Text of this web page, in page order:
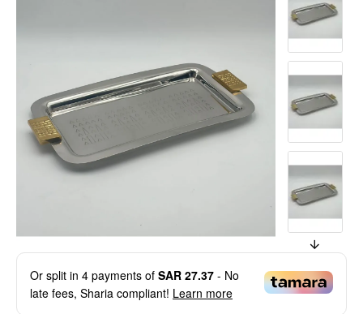
Or split in 4 payments of SAR 27.37 - No
late fees, Sharia compliant! Learn more